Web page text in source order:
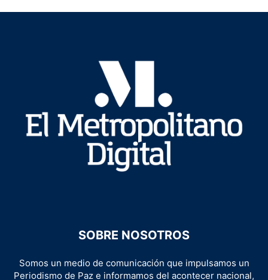
SOBRE NOSOTROS
Somos un medio de comunicación que impulsamos un
Periodismo de Paz e informamos del acontecer nacional,